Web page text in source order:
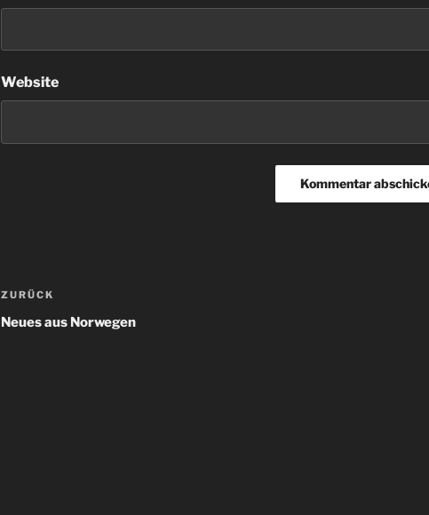
Website
Beitragsnavigation
Vorheriger
Beitrag
ZURÜCK
Neues aus Norwegen